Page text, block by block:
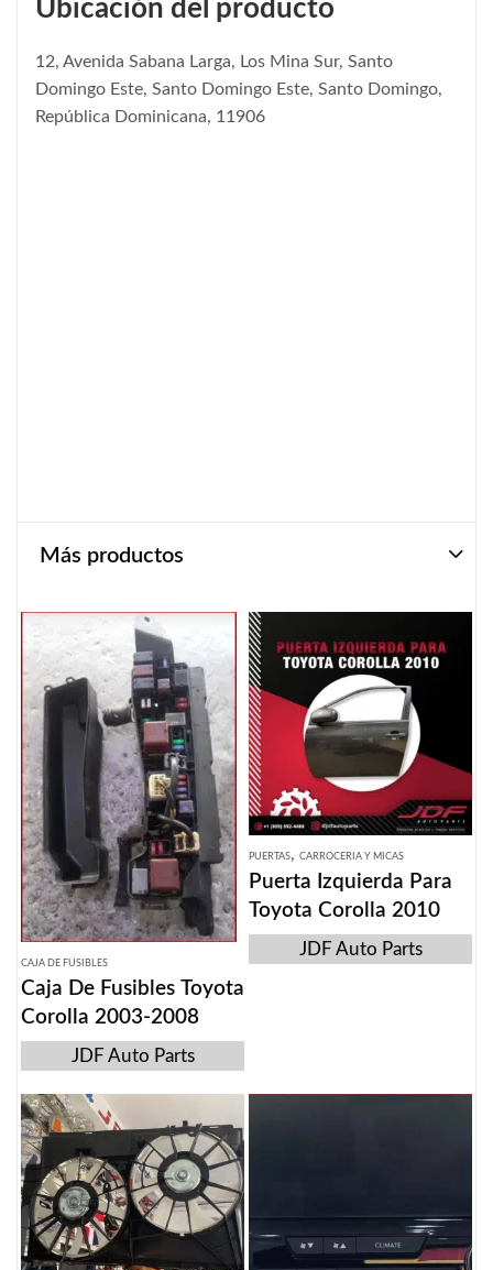
Ubicación del producto
12, Avenida Sabana Larga, Los Mina Sur, Santo
Domingo Este, Santo Domingo Este, Santo Domingo,
República Dominicana, 11906
Más productos
CAJA DE FUSIBLES
Caja De Fusibles Toyota
Corolla 2003-2008
JDF Auto Parts
PUERTAS, CARROCERIA Y MICAS
Puerta Izquierda Para
Toyota Corolla 2010
JDF Auto Parts